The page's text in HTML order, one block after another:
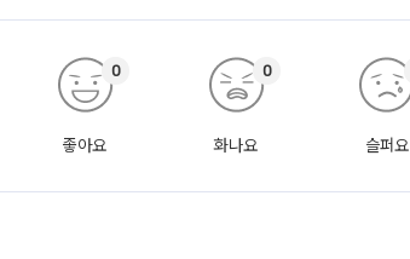
좋아요
0
화나요
0
슬퍼요